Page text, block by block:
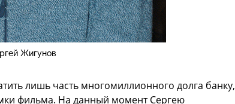
Жигунов
лишь часть многомиллионного долга банку,
фильма. На данный момент Сергею